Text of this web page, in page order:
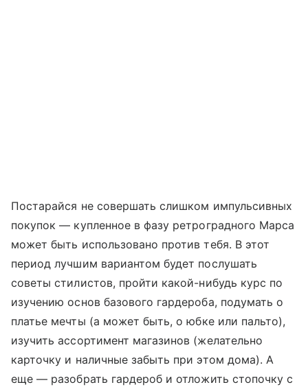
Постарайся не совершать слишком импульсивных
покупок — купленное в фазу ретроградного Марса
может быть использовано против тебя. В этот
период лучшим вариантом будет послушать
советы стилистов, пройти какой-нибудь курс по
изучению основ базового гардероба, подумать о
платье мечты (а может быть, о юбке или пальто),
изучить ассортимент магазинов (желательно
карточку и наличные забыть при этом дома). А
еще — разобрать гардероб и отложить стопочку с